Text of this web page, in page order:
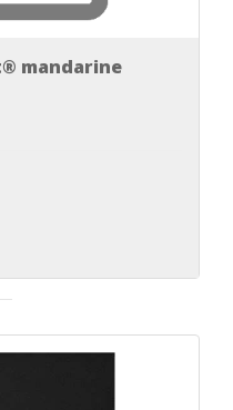
mandarine